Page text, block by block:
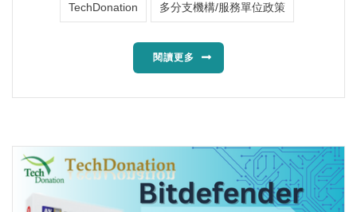
TechDonation 多分支機構/服務單位政策
閱讀更多